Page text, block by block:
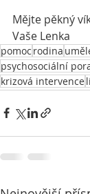
Mějte pěkný
Vaše Lenka
pomoc rodina
psychosociální
krizová intervence